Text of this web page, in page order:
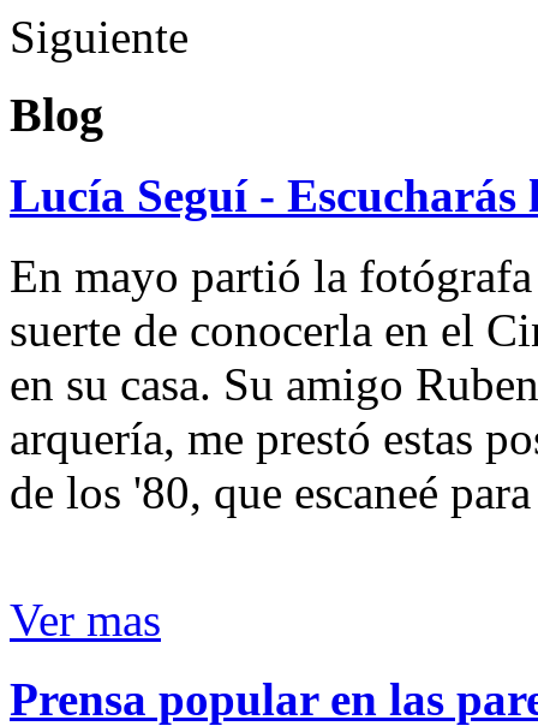
Siguiente
Blog
Lucía Seguí - Escucharás
En mayo partió la
suerte de conocerla en el
en su casa. Su amigo
arquería, me prestó estas
de los '80, que escaneé
Ver mas
Prensa popular en las